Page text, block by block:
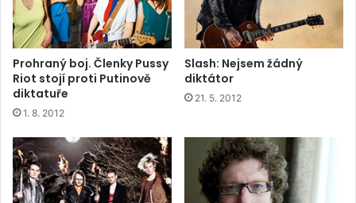
Prohraný boj. Členky Pussy
Riot stojí proti Putinově
diktatuře
1. 8. 2012
Slash: Nejsem žádný
diktátor
21. 5. 2012